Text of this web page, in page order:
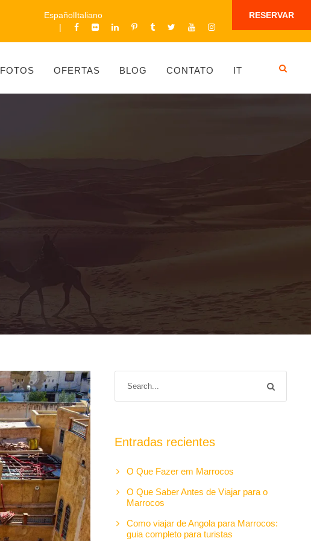
RESERVAR
EspañolItaliano
FOTOS OFERTAS BLOG CONTATO IT
Entradas recientes
O Que Fazer em Marrocos
O Que Saber Antes de Viajar para o
Marrocos
Como viajar de Angola para Marrocos:
guia completo para turistas